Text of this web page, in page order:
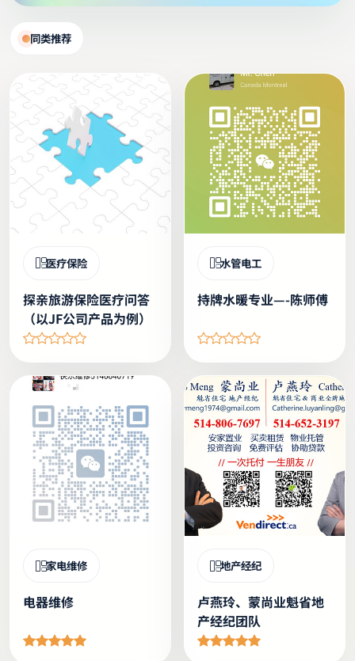
同类推荐
医疗保险
探亲旅游保险医疗问答
（以JF公司产品为例）
水管电工
持牌水暖专业—-陈师傅
家电维修
电器维修
地产经纪
卢燕玲、蒙尚业魁省地
产经纪团队